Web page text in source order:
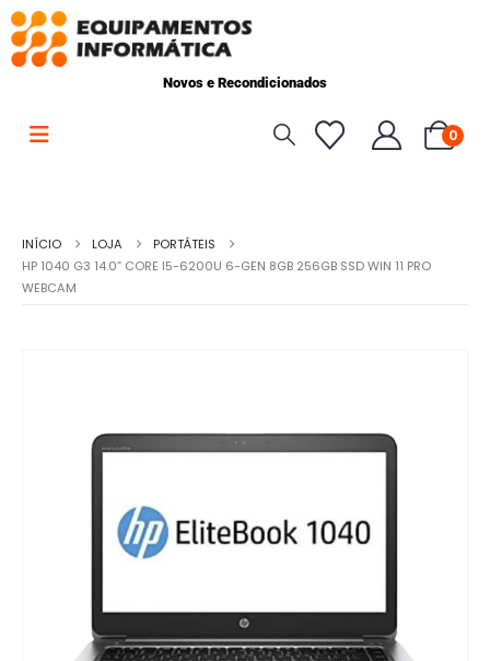
Novos e Recondicionados
0
INÍCIO LOJA
PORTÁTEIS
HP 1040 G3 14.0” CORE I5-6200U 6-GEN 8GB 256GB SSD WIN 11 PRO
WEBCAM